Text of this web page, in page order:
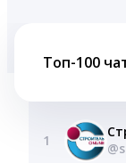
Топ-100
1